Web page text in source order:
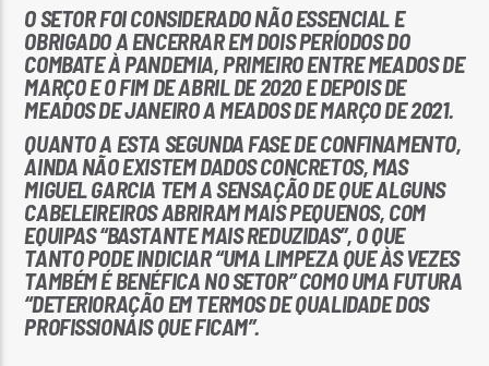
O SETOR FOI CONSIDERADO NÃO ESSENCIAL E
OBRIGADO A ENCERRAR EM DOIS PERÍODOS DO
COMBATE À PANDEMIA, PRIMEIRO ENTRE MEADOS DE
MARÇO E O FIM DE ABRIL DE 2020 E DEPOIS DE
MEADOS DE JANEIRO A MEADOS DE MARÇO DE 2021.
QUANTO A ESTA SEGUNDA FASE DE CONFINAMENTO,
AINDA NÃO EXISTEM DADOS CONCRETOS, MAS
MIGUEL GARCIA TEM A SENSAÇÃO DE QUE ALGUNS
CABELEIREIROS ABRIRAM MAIS PEQUENOS, COM
EQUIPAS “BASTANTE MAIS REDUZIDAS”, O QUE
TANTO PODE INDICIAR “UMA LIMPEZA QUE ÀS VEZES
TAMBÉM É BENÉFICA NO SETOR” COMO UMA FUTURA
“DETERIORAÇÃO EM TERMOS DE QUALIDADE DOS
PROFISSIONAIS QUE FICAM”.